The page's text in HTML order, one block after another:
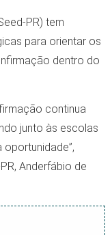
PR) tem
para orientar os
dentro do
continua
junto às escolas
Anderfábio de